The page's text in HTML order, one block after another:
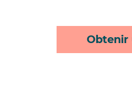
Obtenir